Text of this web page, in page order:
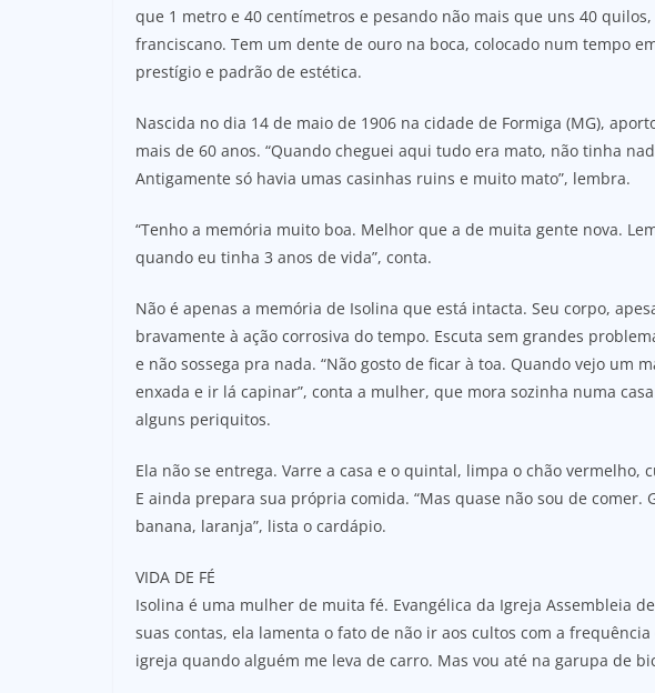
que 1 metro e 40 centímetros e pesando não mais que uns 40
franciscano. Tem um dente de ouro na boca, colocado num tempo
prestígio e padrão de estética.
Nascida no dia 14 de maio de 1906 na cidade de Formiga (MG),
mais de 60 anos. “Quando cheguei aqui tudo era mato, não tinha
Antigamente só havia umas casinhas ruins e muito mato”, lembra.
“Tenho a memória muito boa. Melhor que a de muita gente nova.
quando eu tinha 3 anos de vida”, conta.
Não é apenas a memória de Isolina que está intacta. Seu corpo,
bravamente à ação corrosiva do tempo. Escuta sem grandes
e não sossega pra nada. “Não gosto de ficar à toa. Quando vejo um
enxada e ir lá capinar”, conta a mulher, que mora sozinha numa
alguns periquitos.
Ela não se entrega. Varre a casa e o quintal, limpa o chão vermelho,
E ainda prepara sua própria comida. “Mas quase não sou de comer.
banana, laranja”, lista o cardápio.
VIDA DE FÉ
Isolina é uma mulher de muita fé. Evangélica da Igreja Assembleia
suas contas, ela lamenta o fato de não ir aos cultos com a
igreja quando alguém me leva de carro. Mas vou até na garupa de